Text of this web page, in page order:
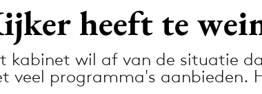
heeft te
kabinet wil af van de situatie
veel programma's